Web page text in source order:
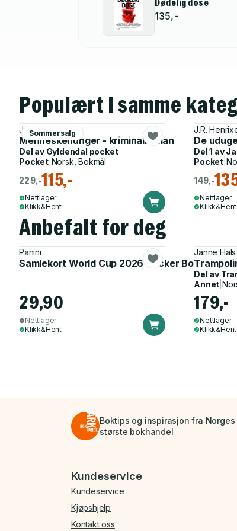
Dødelig dose
135,-
Populært i samme
Sommersalg
Jørgen Brekke
Menneskehunger - kriminalroman
Del av Gyldendal pocket
Pocket| Norsk, Bokmål
229,-115,-
Nettlager
Klikk&Hent
J.R.
De
Del 1 av
Pocket|
149,-
Nettlager
Klikk&Hent
Anbefalt for deg
Panini
Samlekort World Cup 2026 Sticker Booster
29,90
Nettlager
Klikk&Hent
Janne Hals
Del av
Annet
179,-
Nettlager
Klikk&Hent
Boktips og inspirasjon fra Norges
største bokhandel
Bunnmeny
Kundeservice
Kundeservice
Kjøpshjelp
Kontakt oss